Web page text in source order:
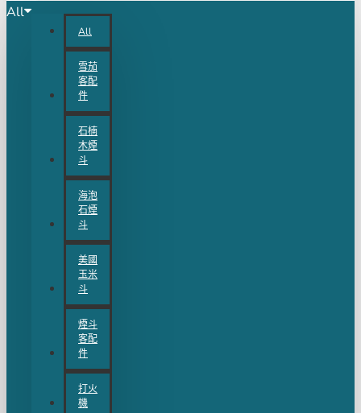
All
All
雪茄
客配
件
石楠
木煙
斗
海泡
石煙
斗
美國
玉米
斗
煙斗
客配
件
打火
機